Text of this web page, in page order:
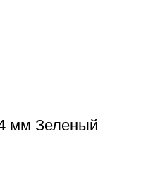
мм Зеленый